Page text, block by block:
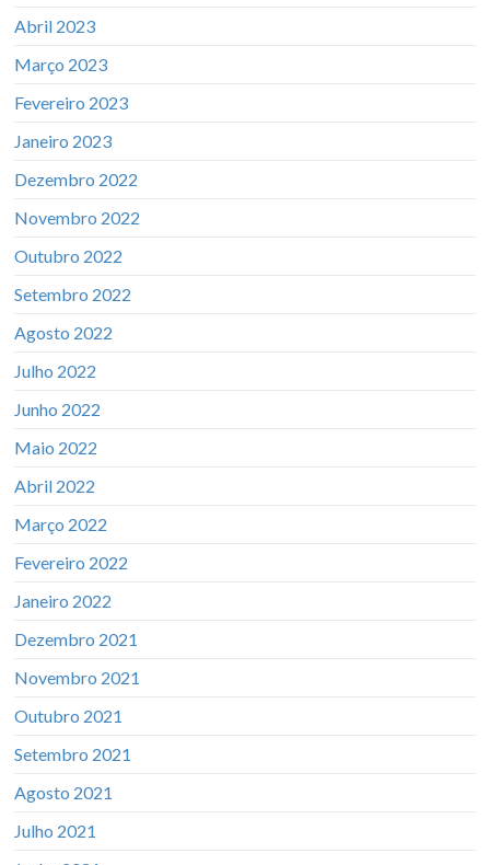
Abril 2023
Março 2023
Fevereiro 2023
Janeiro 2023
Dezembro 2022
Novembro 2022
Outubro 2022
Setembro 2022
Agosto 2022
Julho 2022
Junho 2022
Maio 2022
Abril 2022
Março 2022
Fevereiro 2022
Janeiro 2022
Dezembro 2021
Novembro 2021
Outubro 2021
Setembro 2021
Agosto 2021
Julho 2021